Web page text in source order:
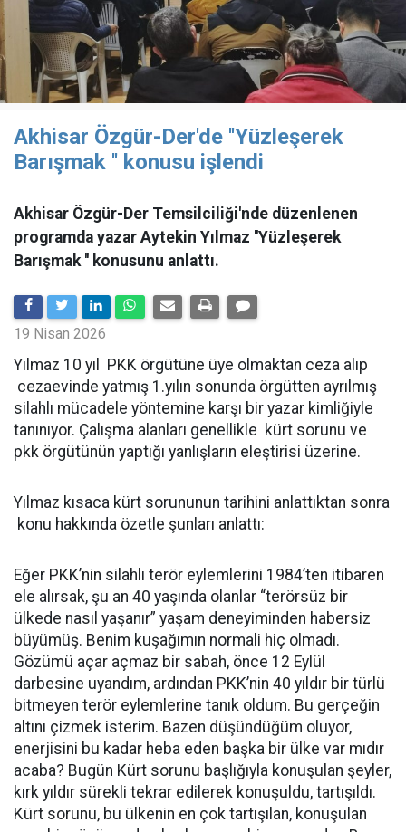
Akhisar Özgür-Der'de ''Yüzleşerek
Barışmak '' konusu işlendi
Akhisar Özgür-Der Temsilciliği'nde düzenlenen
programda yazar Aytekin Yılmaz ''Yüzleşerek
Barışmak '' konusunu anlattı.
19 Nisan 2026
Yılmaz 10 yıl PKK örgütüne üye olmaktan ceza alıp
cezaevinde yatmış 1.yılın sonunda örgütten ayrılmış
silahlı mücadele yöntemine karşı bir yazar kimliğiyle
tanınıyor. Çalışma alanları genellikle kürt sorunu ve
pkk örgütünün yaptığı yanlışların eleştirisi üzerine.
Yılmaz kısaca kürt sorununun tarihini anlattıktan sonra
konu hakkında özetle şunları anlattı:
Eğer PKK’nin silahlı terör eylemlerini 1984’ten itibaren
ele alırsak, şu an 40 yaşında olanlar “terörsüz bir
ülkede nasıl yaşanır” yaşam deneyiminden habersiz
büyümüş. Benim kuşağımın normali hiç olmadı.
Gözümü açar açmaz bir sabah, önce 12 Eylül
darbesine uyandım, ardından PKK’nin 40 yıldır bir türlü
bitmeyen terör eylemlerine tanık oldum. Bu gerçeğin
altını çizmek isterim. Bazen düşündüğüm oluyor,
enerjisini bu kadar heba eden başka bir ülke var mıdır
acaba? Bugün Kürt sorunu başlığıyla konuşulan şeyler,
kırk yıldır sürekli tekrar edilerek konuşuldu, tartışıldı.
Kürt sorunu, bu ülkenin en çok tartışılan, konuşulan